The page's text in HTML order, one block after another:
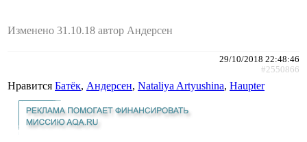
Изменено 31.10.18 автор Андерсен
29/10/2018 22:48:46
#2550866
Нравится Батёк, Андерсен, Nataliya Artyushina, Haupter